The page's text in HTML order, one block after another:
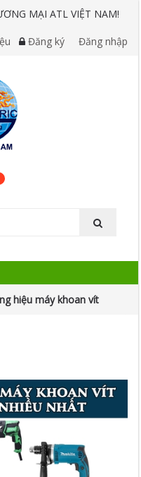
MẠI ATL VIỆT NAM!
Đăng ký Đăng nhập
hiệu máy khoan vít